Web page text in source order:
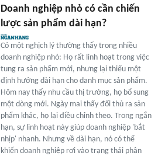
Doanh nghiệp nhỏ có cần chiến
lược sản phẩm dài hạn?
Có một nghịch lý thường thấy trong nhiều
doanh nghiệp nhỏ: Họ rất linh hoạt trong việc
tung ra sản phẩm mới, nhưng lại thiếu một
định hướng dài hạn cho danh mục sản phẩm.
Hôm nay thấy nhu cầu thị trường, họ bổ sung
một dòng mới. Ngày mai thấy đối thủ ra sản
phẩm khác, họ lại điều chỉnh theo. Trong ngắn
hạn, sự linh hoạt này giúp doanh nghiệp 'bắt
nhịp' nhanh. Nhưng về dài hạn, nó có thể
khiến doanh nghiệp rơi vào trạng thái phân